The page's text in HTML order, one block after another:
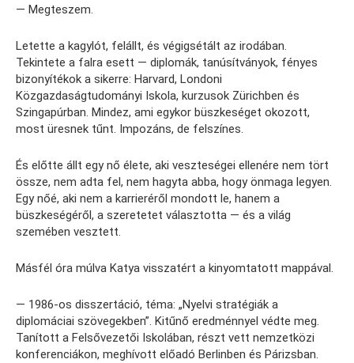
— Megteszem.
Letette a kagylót, felállt, és végigsétált az irodában.
Tekintete a falra esett — diplomák, tanúsítványok, fényes
bizonyítékok a sikerre: Harvard, Londoni
Közgazdaságtudományi Iskola, kurzusok Zürichben és
Szingapúrban. Mindez, ami egykor büszkeséget okozott,
most üresnek tűnt. Impozáns, de felszínes.
És előtte állt egy nő élete, aki veszteségei ellenére nem tört
össze, nem adta fel, nem hagyta abba, hogy önmaga legyen.
Egy nőé, aki nem a karrieréről mondott le, hanem a
büszkeségéről, a szeretetet választotta — és a világ
szemében vesztett.
Másfél óra múlva Katya visszatért a kinyomtatott mappával.
— 1986-os disszertáció, téma: „Nyelvi stratégiák a
diplomáciai szövegekben”. Kitűnő eredménnyel védte meg.
Tanított a Felsővezetői Iskolában, részt vett nemzetközi
konferenciákon, meghívott előadó Berlinben és Párizsban.